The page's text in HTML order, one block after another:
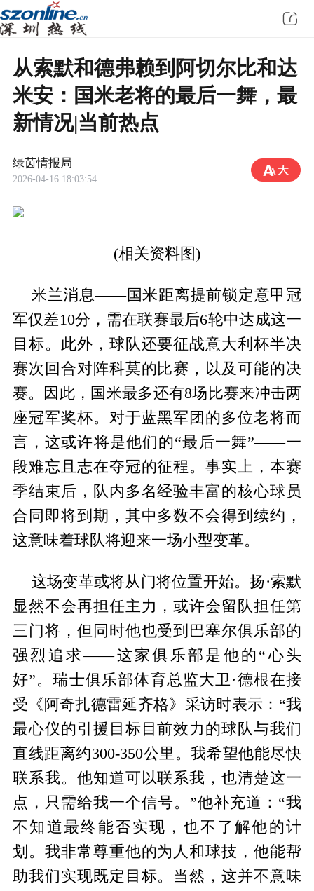
从索默和德弗赖到阿切尔比和达
米安：国米老将的最后一舞，最
新情况|当前热点
绿茵情报局
2026-04-16 18:03:54
(相关资料图)
米兰消息——国米距离提前锁定意甲冠
军仅差10分，需在联赛最后6轮中达成这一
目标。此外，球队还要征战意大利杯半决
赛次回合对阵科莫的比赛，以及可能的决
赛。因此，国米最多还有8场比赛来冲击两
座冠军奖杯。对于蓝黑军团的多位老将而
言，这或许将是他们的“最后一舞”——一
段难忘且志在夺冠的征程。事实上，本赛
季结束后，队内多名经验丰富的核心球员
合同即将到期，其中多数不会得到续约，
这意味着球队将迎来一场小型变革。
这场变革或将从门将位置开始。扬·索默
显然不会再担任主力，或许会留队担任第
三门将，但同时他也受到巴塞尔俱乐部的
强烈追求——这家俱乐部是他的“心头
好”。瑞士俱乐部体育总监大卫·德根在接
受《阿奇扎德雷延齐格》采访时表示：“我
最心仪的引援目标目前效力的球队与我们
直线距离约300-350公里。我希望他能尽快
联系我。他知道可以联系我，也清楚这一
点，只需给我一个信号。”他补充道：“我
不知道最终能否实现，也不了解他的计
划。我非常尊重他的为人和球技，他能帮
助我们实现既定目标。当然，这并不意味